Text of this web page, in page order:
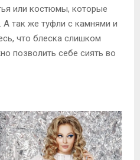
или костюмы, которые
так же туфли с камнями и
что блеска слишком
позволить себе сиять во